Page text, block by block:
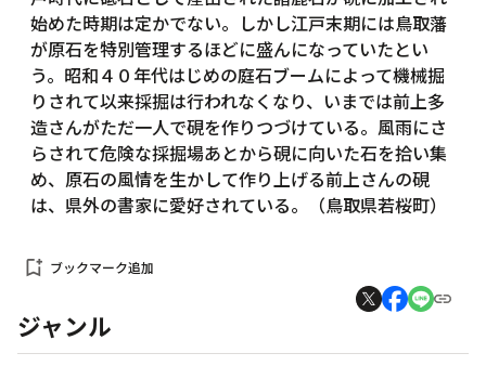
始めた時期は定かでない。しかし江戸末期には鳥取藩
が原石を特別管理するほどに盛んになっていたとい
う。昭和４０年代はじめの庭石ブームによって機械掘
りされて以来採掘は行われなくなり、いまでは前上多
造さんがただ一人で硯を作りつづけている。風雨にさ
らされて危険な採掘場あとから硯に向いた石を拾い集
め、原石の風情を生かして作り上げる前上さんの硯
は、県外の書家に愛好されている。（鳥取県若桜町）
bookmark_add ブックマーク追加
ジャンル